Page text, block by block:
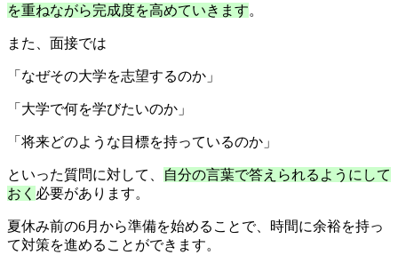
を重ねながら完成度を高めていきます。
また、面接では
「なぜその大学を志望するのか」
「大学で何を学びたいのか」
「将来どのような目標を持っているのか」
といった質問に対して、
自分の言葉で答えられるようにして
おく 必要があります。
夏休み前の6月から準備を始めることで、時間に余裕を持っ
て対策を進めることができます。